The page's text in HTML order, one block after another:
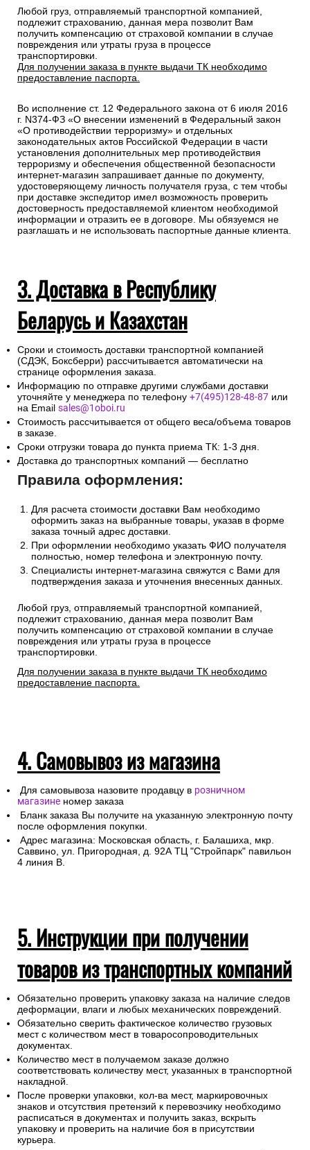
Любой груз, отправляемый транспортной компанией,
подлежит страхованию, данная мера позволит Вам
получить компенсацию от страховой компании в случае
повреждения или утраты груза в процессе
транспортировки.
Для получении заказа в пункте выдачи ТК необходимо
предоставление паспорта.
Во исполнение ст. 12 Федерального закона от 6 июля 2016
г. N374-ФЗ «О внесении изменений в Федеральный закон
«О противодействии терроризму» и отдельных
законодательных актов Российской Федерации в части
установления дополнительных мер противодействия
терроризму и обеспечения общественной безопасности
интернет-магазин запрашивает данные по документу,
удостоверяющему личность получателя груза, с тем чтобы
при доставке экспедитор имел возможность проверить
достоверность предоставляемой клиентом необходимой
информации и отразить ее в договоре. Мы обязуемся не
разглашать и не использовать паспортные данные клиента.
3. Доставка в Республику
Беларусь и Казахстан
Сроки и стоимость доставки транспортной компанией
(СДЭК, Боксберри) рассчитывается автоматически на
странице оформления заказа.
Информацию по отправке другими службами доставки
уточняйте у менеджера по телефону +7(495)128-48-87 или
на Email sales@1oboi.ru
Стоимость рассчитывается от общего веса/объема товаров
в заказе.
Сроки отгрузки товара до пункта приема ТК: 1-3 дня.
Доставка до транспортных компаний — бесплатно
Правила оформления:
Для расчета стоимости доставки Вам необходимо
оформить заказ на выбранные товары, указав в форме
заказа точный адрес доставки.
При оформлении необходимо указать ФИО получателя
полностью, номер телефона и электронную почту.
Специалисты интернет-магазина свяжутся с Вами для
подтверждения заказа и уточнения внесенных данных.
Любой груз, отправляемый транспортной компанией,
подлежит страхованию, данная мера позволит Вам
получить компенсацию от страховой компании в случае
повреждения или утраты груза в процессе
транспортировки.
Для получении заказа в пункте выдачи ТК необходимо
предоставление паспорта.
4. Самовывоз из магазина
Для самовывоза назовите продавцу в розничном
магазине номер заказа
Бланк заказа Вы получите на указанную электронную почту
после оформления покупки.
Адрес магазина: Московская область, г. Балашиха, мкр.
Саввино, ул. Пригородная, д. 92А ТЦ "Стройпарк" павильон
4 линия В.
5. Инструкции при получении
товаров из транспортных компаний
Обязательно проверить упаковку заказа на наличие следов
деформации, влаги и любых механических повреждений.
Обязательно сверить фактическое количество грузовых
мест с количеством мест в товаросопроводительных
документах.
Количество мест в получаемом заказе должно
соответствовать количеству мест, указанных в транспортной
накладной.
После проверки упаковки, кол-ва мест, маркировочных
знаков и отсутствия претензий к перевозчику необходимо
расписаться в документах и получить заказ, вскрыть
упаковку и проверить на наличие боя в присутствии
курьера.